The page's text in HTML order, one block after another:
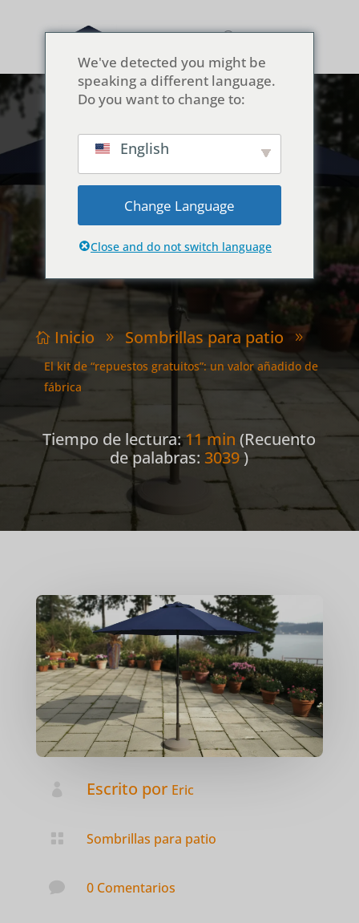
El kit de “repuestos
gratuitos”: un valor
añadido de fábrica
 Inicio 9 Sombrillas para patio 9
El kit de “repuestos gratuitos”: un valor añadido de
fábrica
Tiempo de lectura:11 min (Recuento
de palabras: 3039)
Escrito por Eric
 Sombrillas para patio
 0 Comentarios
We've detected you might be
speaking a different language.
Do you want to change to:
English
Change Language
Close and do not switch language